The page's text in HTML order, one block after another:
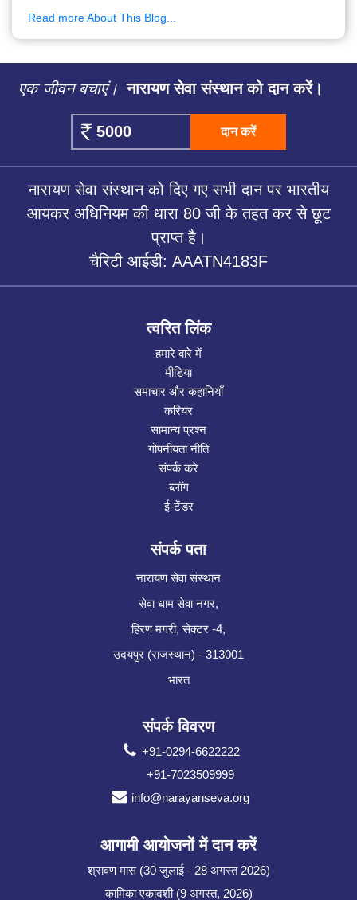
Read more About This Blog...
एक जीवन बचाएं। नारायण सेवा संस्थान को दान करें।
दान करें
नारायण सेवा संस्थान को दिए गए सभी दान पर भारतीय
आयकर अधिनियम की धारा 80 जी के तहत कर से छूट
प्राप्त है।
चैरिटी आईडी: AAATN4183F
त्वरित लिंक
हमारे बारे में
मीडिया
समाचार और कहानियाँ
करियर
सामान्य प्रश्न
गोपनीयता नीति
संपर्क करे
ब्लॉग
ई-टेंडर
संपर्क पता
नारायण सेवा संस्थान
सेवा धाम सेवा नगर,
हिरण मगरी, सेक्टर -4,
उदयपुर (राजस्थान) - 313001
भारत
संपर्क विवरण
+91-0294-6622222
+91-7023509999
info@narayanseva.org
आगामी आयोजनों में दान करें
श्रावण मास (30 जुलाई - 28 अगस्त 2026)
कामिका एकादशी (9 अगस्त, 2026)